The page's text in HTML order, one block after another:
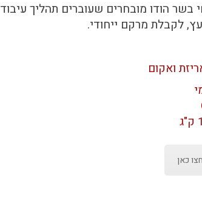
הודו מובחרים שעוברים תהליך עיבוד
לקבלת מרקם ייחודי.
ואקום
כאן